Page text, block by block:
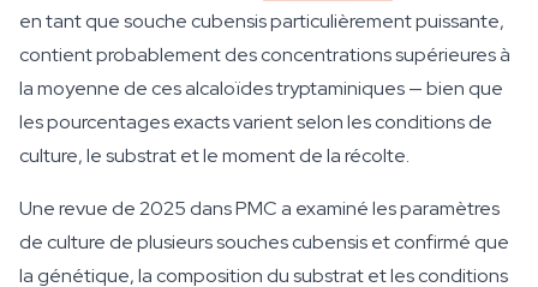
en tant que souche cubensis particulièrement puissante,
contient probablement des concentrations supérieures à
la moyenne de ces alcaloïdes tryptaminiques — bien que
les pourcentages exacts varient selon les conditions de
culture, le substrat et le moment de la récolte.
Une revue de 2025 dans PMC a examiné les paramètres
de culture de plusieurs souches cubensis et confirmé que
la génétique, la composition du substrat et les conditions